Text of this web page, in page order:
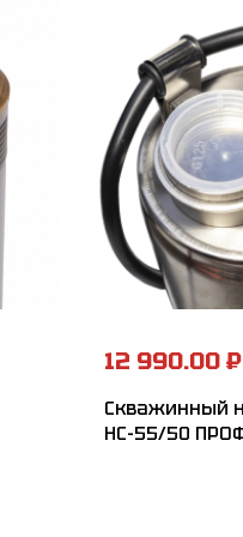
12 990.00
Скважинный
НС-55/50